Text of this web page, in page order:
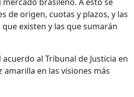
de origen, cuotas y plazos, y las
existen y las que sumarán
al Tribunal de Justicia en
amarilla en las visiones más